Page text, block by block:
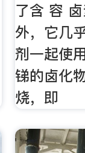
了含 容
外，它几
剂一起使
锑的卤化
烧，即